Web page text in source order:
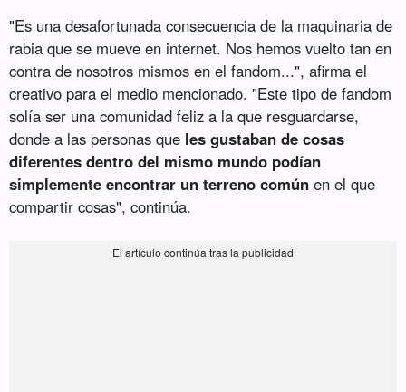
"Es una desafortunada consecuencia de la maquinaria de
rabia que se mueve en internet. Nos hemos vuelto tan en
contra de nosotros mismos en el fandom...", afirma el
creativo para el medio mencionado. "Este tipo de fandom
solía ser una comunidad feliz a la que resguardarse,
donde a las personas que les gustaban de cosas
diferentes dentro del mismo mundo podían
simplemente encontrar un terreno común en el que
compartir cosas", continúa.